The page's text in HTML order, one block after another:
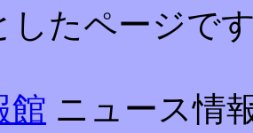
したページで
館 ニュース情